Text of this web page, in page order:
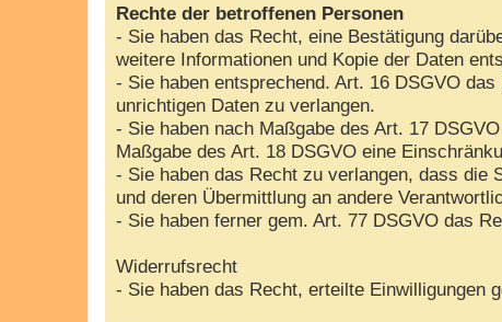
Rechte der betroffenen Personen
- Sie haben das Recht, eine Bestätigung
weitere Informationen und Kopie der Daten
- Sie haben entsprechend. Art. 16 DSGVO
unrichtigen Daten zu verlangen.
- Sie haben nach Maßgabe des Art. 17
Maßgabe des Art. 18 DSGVO eine
- Sie haben das Recht zu verlangen, dass die
und deren Übermittlung an andere
- Sie haben ferner gem. Art. 77 DSGVO das
Widerrufsrecht
- Sie haben das Recht, erteilte Einwilligungen